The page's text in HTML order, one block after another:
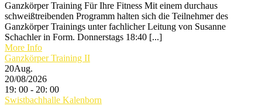
Ganzkörper Training Für Ihre Fitness Mit einem durchaus
schweißtreibenden Programm halten sich die Teilnehmer des
Ganzkörper Trainings unter fachlicher Leitung von Susanne
Schachler in Form. Donnerstags 18:40 [...]
More Info
Ganzkörper Training II
20Aug.
20/08/2026
19: 00 - 20: 00
Swistbachhalle Kalenborn